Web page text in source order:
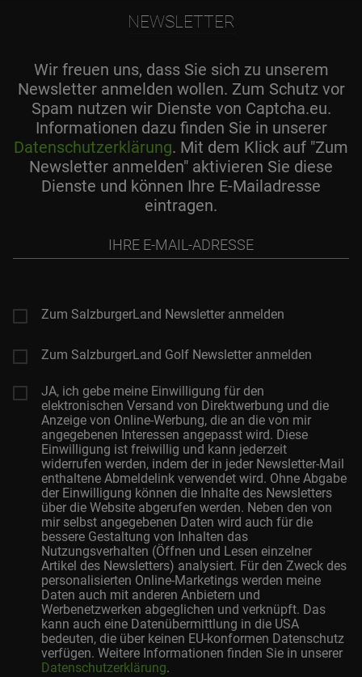
NEWSLETTER
Wir freuen uns, dass Sie sich zu unserem
Newsletter anmelden wollen. Zum Schutz vor
Spam nutzen wir Dienste von Captcha.eu.
Informationen dazu finden Sie in unserer
Datenschutzerklärung. Mit dem Klick auf "Zum
Newsletter anmelden" aktivieren Sie diese
Dienste und können Ihre E-Mailadresse
eintragen.
Mail-
Zum SalzburgerLand Newsletter anmelden
Zum SalzburgerLand Golf Newsletter anmelden
JA, ich gebe meine Einwilligung für den
elektronischen Versand von Direktwerbung und die
Anzeige von Online-Werbung, die an die von mir
angegebenen Interessen angepasst wird. Diese
Einwilligung ist freiwillig und kann jederzeit
widerrufen werden, indem der in jeder Newsletter-Mail
enthaltene Abmeldelink verwendet wird. Ohne Abgabe
der Einwilligung können die Inhalte des Newsletters
über die Website abgerufen werden. Neben den von
mir selbst angegebenen Daten wird auch für die
bessere Gestaltung von Inhalten das
Nutzungsverhalten (Öffnen und Lesen einzelner
Artikel des Newsletters) analysiert. Für den Zweck des
personalisierten Online-Marketings werden meine
Daten auch mit anderen Anbietern und
Werbenetzwerken abgeglichen und verknüpft. Das
kann auch eine Datenübermittlung in die USA
bedeuten, die über keinen EU-konformen Datenschutz
verfügen. Weitere Informationen finden Sie in unserer
Datenschutzerklärung.